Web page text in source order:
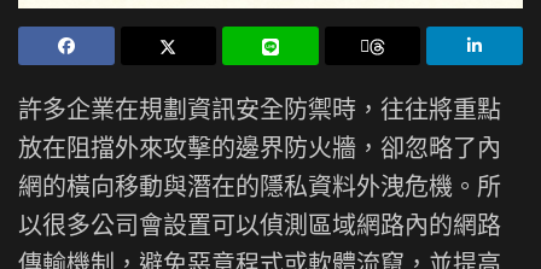
許多企業在規劃資訊安全防禦時，往往將重點
放在阻擋外來攻擊的邊界防火牆，卻忽略了內
網的橫向移動與潛在的隱私資料外洩危機。所
以很多公司會設置可以偵測區域網路內的網路